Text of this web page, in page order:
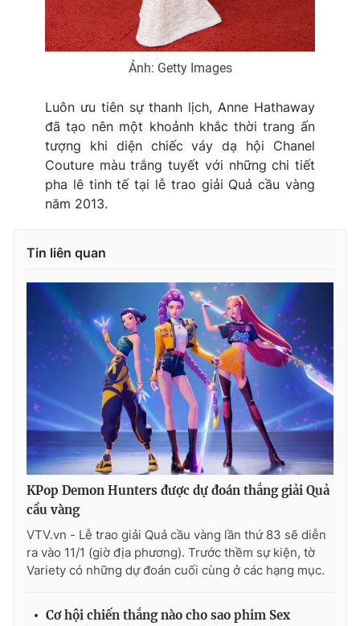
Ảnh: Getty Images
Luôn ưu tiên sự thanh lịch, Anne Hathaway
đã tạo nên một khoảnh khắc thời trang ấn
tượng khi diện chiếc váy dạ hội Chanel
Couture màu trắng tuyết với những chi tiết
pha lê tinh tế tại lễ trao giải Quả cầu vàng
năm 2013.
Tin liên quan
KPop Demon Hunters được dự đoán thắng giải Quả
cầu vàng
VTV.vn - Lễ trao giải Quả cầu vàng lần thứ 83 sẽ diễn
ra vào 11/1 (giờ địa phương). Trước thềm sự kiện, tờ
Variety có những dự đoán cuối cùng ở các hạng mục.
Cơ hội chiến thắng nào cho sao phim Sex